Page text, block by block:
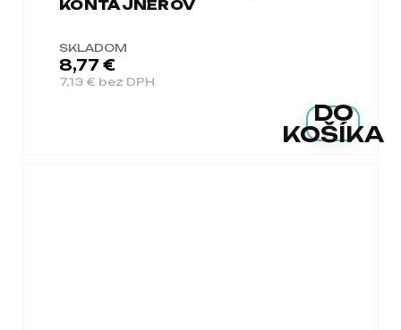
KONTAJNEROV
SKLADOM
7,13 € bez DPH
8,77 €
DO
KOŠÍKA